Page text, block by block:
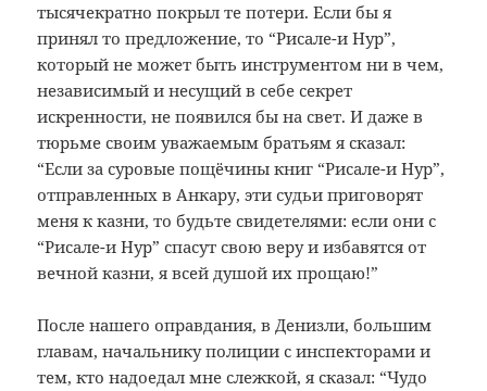
тысячекратно покрыл те потери. Если бы я
принял то предложение, то “Рисале-и Нур”,
который не может быть инструментом ни в чем,
независимый и несущий в себе секрет
искренности, не появился бы на свет. И даже в
тюрьме своим уважаемым братьям я сказал:
“Если за суровые пощёчины книг “Рисале-и Нур”,
отправленных в Анкару, эти судьи приговорят
меня к казни, то будьте свидетелями: если они с
“Рисале-и Нур” спасут свою веру и избавятся от
вечной казни, я всей душой их прощаю!”
После нашего оправдания, в Денизли, большим
главам, начальнику полиции с инспекторами и
тем, кто надоедал мне слежкой, я сказал: “Чудо